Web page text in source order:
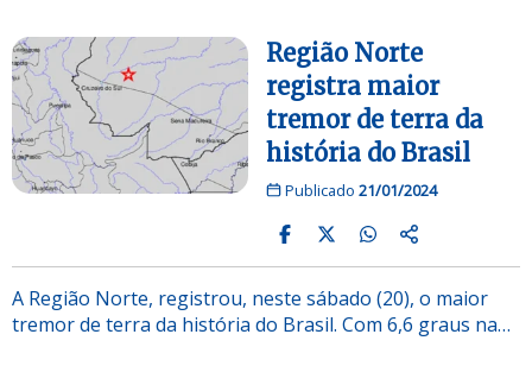
Região Norte
registra maior
tremor de terra da
história do Brasil
Publicado 21/01/2024
A Região Norte, registrou, neste sábado (20), o maior
tremor de terra da história do Brasil. Com 6,6 graus na…